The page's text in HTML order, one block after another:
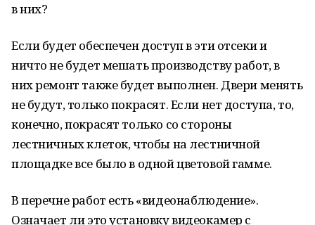
в них?
Если будет обеспечен доступ в эти отсеки и
ничто не будет мешать производству работ, в
них ремонт также будет выполнен. Двери менять
не будут, только покрасят. Если нет доступа, то,
конечно, покрасят только со стороны
лестничных клеток, чтобы на лестничной
площадке все было в одной цветовой гамме.
В перечне работ есть «видеонаблюдение».
Означает ли это установку видеокамер с